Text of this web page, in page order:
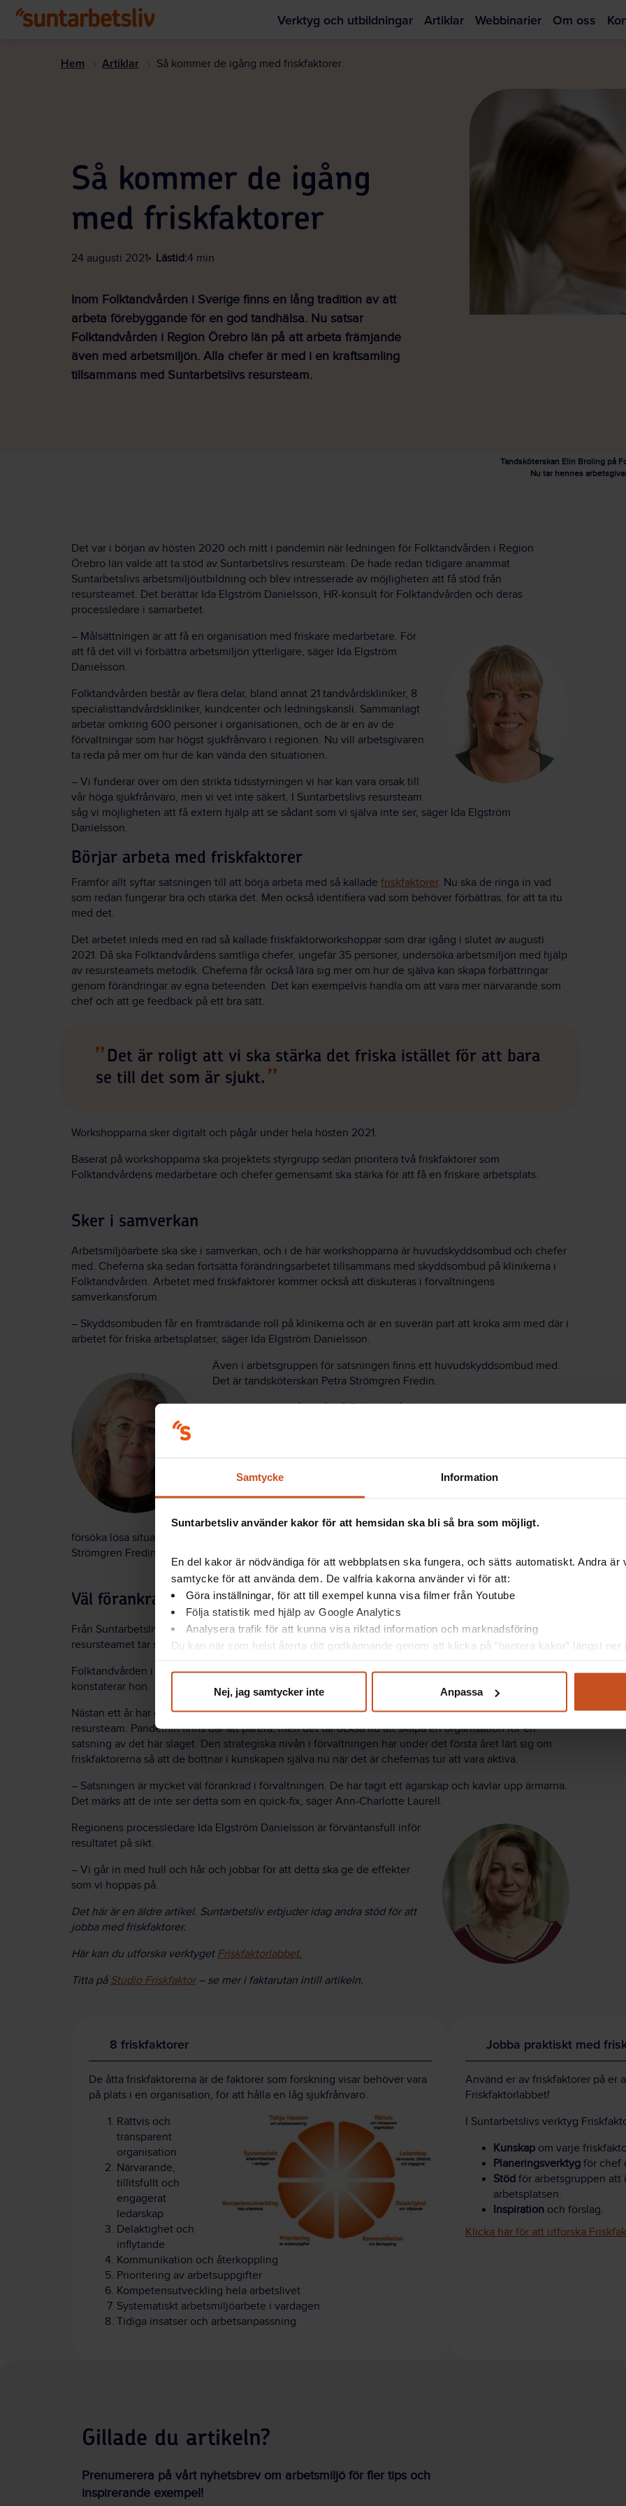
Samtycke Information
Suntarbetsliv använder kakor för att hemsidan ska bli så bra som möjligt.
En del kakor är nödvändiga för att webbplatsen ska fungera, och sätts automatiskt. Andra är
samtycke för att använda dem. De valfria kakorna använder vi för att:
Göra inställningar, för att till exempel kunna visa filmer från Youtube
Följa statistik med hjälp av Google Analytics
Analysera trafik för att kunna visa riktad information och marknadsföring
Du kan när som helst återta ditt godkännande genom att klicka på ”hantera kakor” längst ner
Nej, jag samtycker inte Anpassa
Verktyg och utbildningar Artiklar Webbinarier Om oss
Hem Artiklar Så kommer de igång med friskfaktorer
Så kommer de igång
med friskfaktorer
24 augusti 2021 Lästid:4 min
Inom Folktandvården i Sverige finns en lång tradition av att
arbeta förebyggande för en god tandhälsa. Nu satsar
Folktandvården i Region Örebro län på att arbeta främjande
även med arbetsmiljön. Alla chefer är med i en kraftsamling
tillsammans med Suntarbetslivs resursteam.
Tandsköterskan Elin Broling på
Nu tar hennes
Det var i början av hösten 2020 och mitt i pandemin när ledningen för Folktandvården i Region
Örebro län valde att ta stöd av Suntarbetslivs resursteam. De hade redan tidigare anammat
Suntarbetslivs arbetsmiljöutbildning och blev intresserade av möjligheten att få stöd från
resursteamet. Det berättar Ida Elgström Danielsson, HR-konsult för Folktandvården och deras
processledare i samarbetet.
– Målsättningen är att få en organisation med friskare medarbetare. För
att få det vill vi förbättra arbetsmiljön ytterligare, säger Ida Elgström
Danielsson.
Folktandvården består av flera delar, bland annat 21 tandvårdskliniker, 8
specialisttandvårdskliniker, kundcenter och ledningskansli. Sammanlagt
arbetar omkring 600 personer i organisationen, och de är en av de
förvaltningar som har högst sjukfrånvaro i regionen. Nu vill arbetsgivaren
ta reda på mer om hur de kan vända den situationen.
– Vi funderar över om den strikta tidsstyrningen vi har kan vara orsak till
vår höga sjukfrånvaro, men vi vet inte säkert. I Suntarbetslivs resursteam
såg vi möjligheten att få extern hjälp att se sådant som vi själva inte ser, säger Ida Elgström
Danielsson.
Börjar arbeta med friskfaktorer
Framför allt syftar satsningen till att börja arbeta med så kallade friskfaktorer. Nu ska de ringa in vad
som redan fungerar bra och stärka det. Men också identifiera vad som behöver förbättras, för att ta itu
med det.
Det arbetet inleds med en rad så kallade friskfaktorworkshoppar som drar igång i slutet av augusti
2021. Då ska Folktandvårdens samtliga chefer, ungefär 35 personer, undersöka arbetsmiljön med hjälp
av resursteamets metodik. Cheferna får också lära sig mer om hur de själva kan skapa förbättringar
genom förändringar av egna beteenden. Det kan exempelvis handla om att vara mer närvarande som
chef och att ge feedback på ett bra sätt.
Det är roligt att vi ska stärka det friska istället för att bara
se till det som är sjukt.
Workshopparna sker digitalt och pågår under hela hösten 2021.
Baserat på workshopparna ska projektets styrgrupp sedan prioritera två friskfaktorer som
Folktandvårdens medarbetare och chefer gemensamt ska stärka för att få en friskare arbetsplats.
Sker i samverkan
Arbetsmiljöarbete ska ske i samverkan, och i de här workshopparna är huvudskyddsombud och chefer
med. Cheferna ska sedan fortsätta förändringsarbetet tillsammans med skyddsombud på klinikerna i
Folktandvården. Arbetet med friskfaktorer kommer också att diskuteras i förvaltningens
samverkansforum.
– Skyddsombuden får en framträdande roll på klinikerna och är en suverän part att kroka arm med där i
arbetet för friska arbetsplatser, säger Ida Elgström Danielsson.
Även i arbetsgruppen för satsningen finns ett huvudskyddsombud med.
Det är tandsköterskan Petra Strömgren Fredin.
Hon har jobbat många år på Folktandvården i Nora, men arbetar numera
det tufft. Men nu kan vi försöka få in det positiva och tänka på hur vi kan
försöka lösa situationen tillsammans och med de resurser vi har. Vi vill ju sänka sjuktalen, säger Petra
Strömgren Fredin.
Väl förankrad satsning
Från Suntarbetslivs håll kommer två verksamhetsutvecklare. Sådant är upplägget för alla uppdrag som
resursteamet tar sig an. Ann-Charlotte Laurell är en av dem.
Folktandvården i den här regionen investerar i arbetsmiljön och vill ha en hållbar personalstyrka,
konstaterar hon.
Nästan ett år har gått sedan de inledande kontakterna togs mellan Folktandvården och Suntarbetslivs
resursteam. Pandemin finns där att parera, men det tar också tid att skapa en organisation för en
satsning av det här slaget. Den strategiska nivån i förvaltningen har under det första året lärt sig om
friskfaktorerna så att de bottnar i kunskapen själva nu när det är chefernas tur att vara aktiva.
– Satsningen är mycket väl förankrad i förvaltningen. De har tagit ett ägarskap och kavlar upp ärmarna.
Det märks att de inte ser detta som en quick-fix, säger Ann-Charlotte Laurell.
Regionens processledare Ida Elgström Danielsson är förväntansfull inför
resultatet på sikt.
– Vi går in med hull och hår och jobbar för att detta ska ge de effekter
som vi hoppas på.
Det här är en äldre artikel. Suntarbetsliv erbjuder idag andra stöd för att
jobba med friskfaktorer.
Här kan du utforska verktyget Friskfaktorlabbet.
Titta på Studio Friskfaktor– se mer i faktarutan intill artikeln.
8 friskfaktorer
De åtta friskfaktorerna är de faktorer som forskning visar behöver vara
på plats i en organisation, för att hålla en låg sjukfrånvaro.
Rättvis och
transparent
organisation
Närvarande,
tillitsfullt och
engagerat
ledarskap
Delaktighet och
inflytande
Kommunikation och återkoppling
Prioritering av arbetsuppgifter
Kompetensutveckling hela arbetslivet
Systematiskt arbetsmiljöarbete i vardagen
Tidiga insatser och arbetsanpassning
Jobba praktiskt med
Använd er av friskfaktorer på er
Friskfaktorlabbet!
I Suntarbetslivs verktyg
Kunskap om varje
Planeringsverktyg för chef
Stöd för arbetsgruppen att
arbetsplatsen.
Inspiration och förslag.
Klicka här för att utforska
Gillade du artikeln?
Prenumerera på vårt nyhetsbrev om arbetsmiljö för fler tips och
inspirerande exempel!